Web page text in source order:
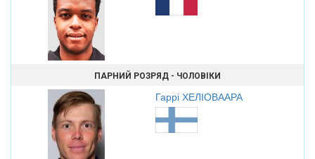
ПАРНИЙ РОЗРЯД - ЧОЛОВІКИ
Гаррі ХЕЛІОВААРА